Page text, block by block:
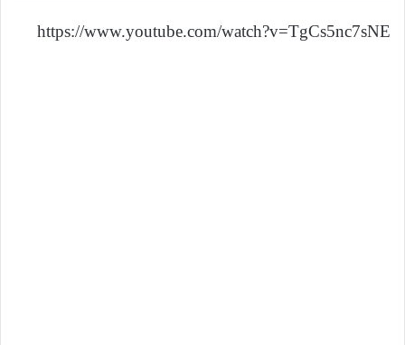
https://www.youtube.com/watch?v=TgCs5nc7sNE